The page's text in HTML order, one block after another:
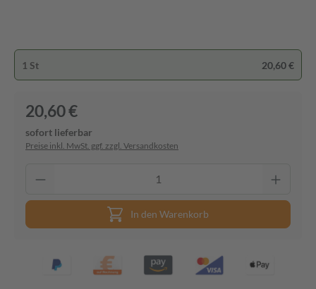
1 St 20,60 €
20,60 €
sofort lieferbar
Preise inkl. MwSt. ggf. zzgl. Versandkosten
In den Warenkorb